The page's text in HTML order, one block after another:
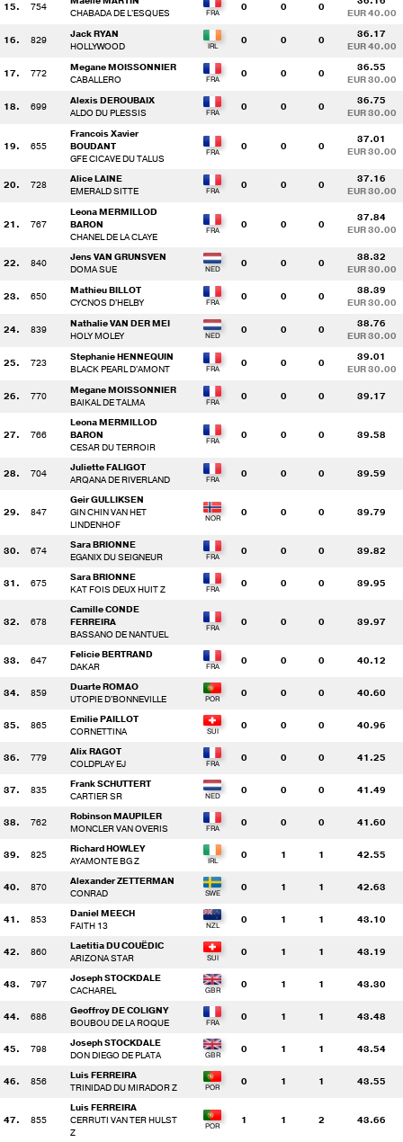
15. 754
CHABADA DE L'ESQUES
0 0 0
EUR 40.00
16. 829
Jack RYAN
HOLLYWOOD
0 0 0
36.17
EUR 40.00
17. 772
Megane MOISSONNIER
CABALLERO
0 0 0
36.55
EUR 30.00
18. 699
Alexis DEROUBAIX
ALDO DU PLESSIS
0 0 0
36.75
EUR 30.00
19. 655
Francois Xavier
BOUDANT
GFE CICAVE DU TALUS
0 0 0
37.01
EUR 30.00
20. 728
Alice LAINE
EMERALD SITTE
0 0 0
37.16
EUR 30.00
21. 767
Leona MERMILLOD
BARON
CHANEL DE LA CLAYE
0 0 0
37.84
EUR 30.00
22. 840
Jens VAN GRUNSVEN
DOMA SUE
0 0 0
38.32
EUR 30.00
23. 650
Mathieu BILLOT
CYCNOS D'HELBY
0 0 0
38.39
EUR 30.00
24. 839
Nathalie VAN DER MEI
HOLY MOLEY
0 0 0
38.76
EUR 30.00
25. 723
Stephanie HENNEQUIN
BLACK PEARL D'AMONT
0 0 0
39.01
EUR 30.00
26. 770
Megane MOISSONNIER
BAIKAL DE TALMA
0 0 0 39.17
27. 766
Leona MERMILLOD
BARON
CESAR DU TERROIR
0 0 0 39.58
28. 704
Juliette FALIGOT
ARQANA DE RIVERLAND
0 0 0 39.59
29. 847
Geir GULLIKSEN
GIN CHIN VAN HET
LINDENHOF
0 0 0 39.79
30. 674
Sara BRIONNE
EGANIX DU SEIGNEUR
0 0 0 39.82
31. 675
Sara BRIONNE
KAT FOIS DEUX HUIT Z
0 0 0 39.95
32. 678
Camille CONDE
FERREIRA
BASSANO DE NANTUEL
0 0 0 39.97
33. 647
Felicie BERTRAND
DAKAR
0 0 0 40.12
34. 859
Duarte ROMAO
UTOPIE D'BONNEVILLE
0 0 0 40.60
35. 865
Emilie PAILLOT
CORNETTINA
0 0 0 40.96
36. 779
Alix RAGOT
COLDPLAY EJ
0 0 0 41.25
37. 835
Frank SCHUTTERT
CARTIER SR
0 0 0 41.49
38. 762
Robinson MAUPILER
MONCLER VAN OVERIS
0 0 0 41.60
39. 825
Richard HOWLEY
AYAMONTE BG Z
0 1 1 42.55
40. 870
Alexander ZETTERMAN
CONRAD
0 1 1 42.63
41. 853
Daniel MEECH
FAITH 13
0 1 1 43.10
42. 860
Laetitia DU COUËDIC
ARIZONA STAR
0 1 1 43.19
43. 797
Joseph STOCKDALE
CACHAREL
0 1 1 43.30
44. 686
Geoffroy DE COLIGNY
BOUBOU DE LA ROQUE
0 1 1 43.48
45. 798
Joseph STOCKDALE
DON DIEGO DE PLATA
0 1 1 43.54
46. 856
Luis FERREIRA
TRINIDAD DU MIRADOR Z
0 1 1 43.55
47. 855
Luis FERREIRA
CERRUTI VAN TER HULST
Z
1 1 2 43.66